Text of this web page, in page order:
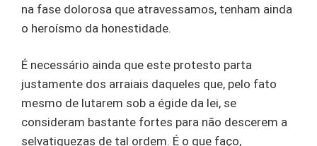
na fase dolorosa que atravessamos, tenham ainda
o heroísmo da honestidade.
É necessário ainda que este protesto parta
justamente dos arraiais daqueles que, pelo fato
mesmo de lutarem sob a égide da lei, se
consideram bastante fortes para não descerem a
selvatiquezas de tal ordem. É o que faço,